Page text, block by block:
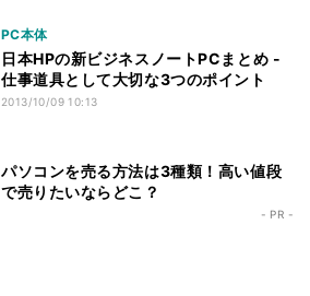
PC本体
日本HPの新ビジネスノートPCまとめ -
仕事道具として大切な3つのポイント
2013/10/09 10:13
パソコンを売る方法は3種類！高い値段
で売りたいならどこ？
- PR -